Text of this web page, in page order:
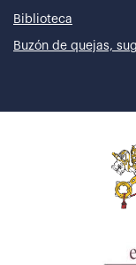
Biblioteca
Buzón de quejas,